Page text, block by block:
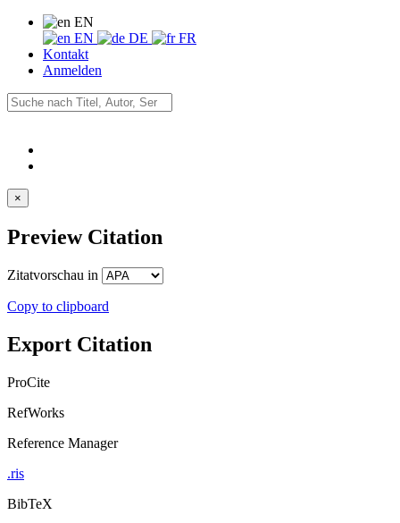
EN
EN
DE
FR
Kontakt
Anmelden
×
Preview Citation
Zitatvorschau in
Copy to clipboard
Export Citation
ProCite
RefWorks
Reference Manager
.ris
BibTeX